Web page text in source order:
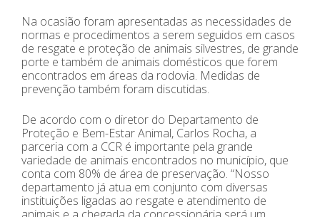
Na ocasião foram apresentadas as necessidades de
normas e procedimentos a serem seguidos em casos
de resgate e proteção de animais silvestres, de grande
porte e também de animais domésticos que forem
encontrados em áreas da rodovia. Medidas de
prevenção também foram discutidas.
De acordo com o diretor do Departamento de
Proteção e Bem-Estar Animal, Carlos Rocha, a
parceria com a CCR é importante pela grande
variedade de animais encontrados no município, que
conta com 80% de área de preservação. “Nosso
departamento já atua em conjunto com diversas
instituições ligadas ao resgate e atendimento de